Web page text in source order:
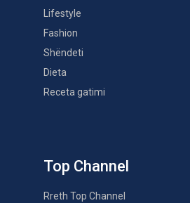
Lifestyle
Fashion
Shëndeti
Dieta
Receta gatimi
Top Channel
Rreth Top Channel